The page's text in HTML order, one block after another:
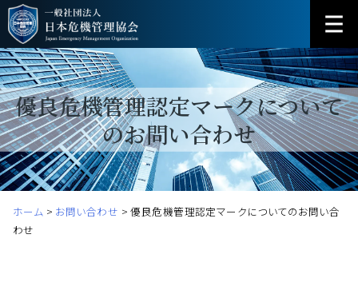
優良危機管理認定マークについて
のお問い合わせ
ホーム > お問い合わせ >優良危機管理認定マークについてのお問い合
わせ